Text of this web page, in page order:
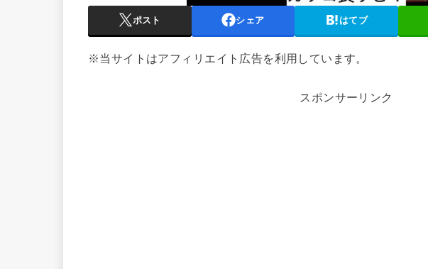
ポスト シェア はてブ
※当サイトはアフィリエイト広告を利用しています。
スポンサーリンク